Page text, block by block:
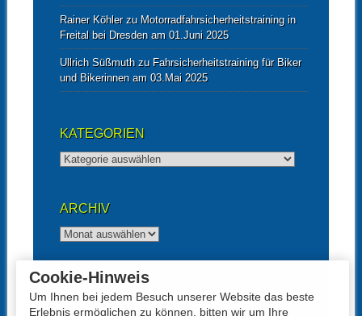
Rainer Köhlerzu Motorradfahrsicherheitstraining in
Freital bei Dresden am 01.Juni 2025
Ullrich Süßmuthzu Fahrsicherheitstraining für Biker
und Bikerinnen am 03.Mai 2025
KATEGORIEN
Kategorien
ARCHIV
Archiv
UNTERSTÜTZT VON
Cookie-Hinweis
Um Ihnen bei jedem Besuch unserer Website das beste
Erlebnis ermöglichen zu können, bitten wir um Ihre